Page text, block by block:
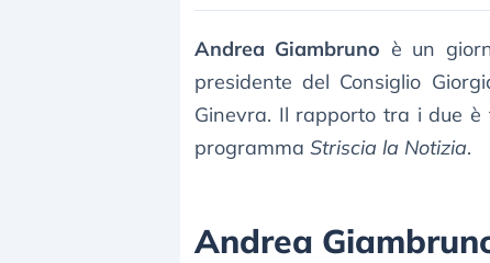
Andrea Giambruno è un
presidente del Consiglio
Ginevra. Il rapporto tra i due
programma Striscia la Notizia.
Andrea